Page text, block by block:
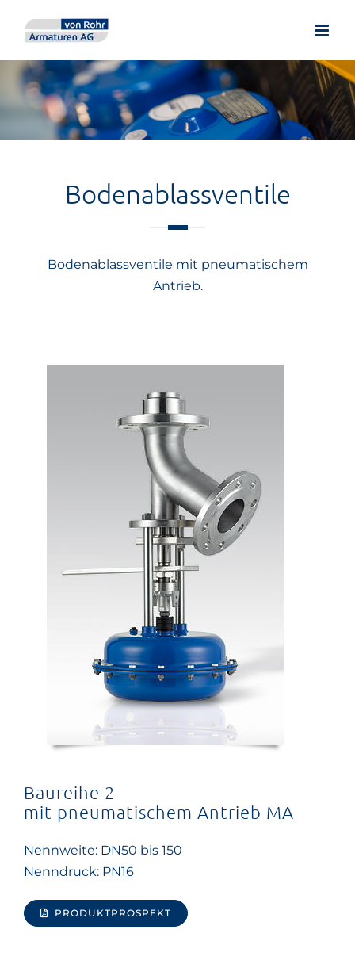
Inhalt
Bodenablassventile
Bodenablassventile mit pneumatischem
Antrieb.
Baureihe 2
mit pneumatischem Antrieb MA
Nennweite: DN50 bis 150
Nenndruck: PN16
PRODUKTPROSPEKT